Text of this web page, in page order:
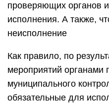
проверяющих органов
исполнения. А также,
неисполнение
Как правило, по
мероприятий органами
муниципального
обязательные для